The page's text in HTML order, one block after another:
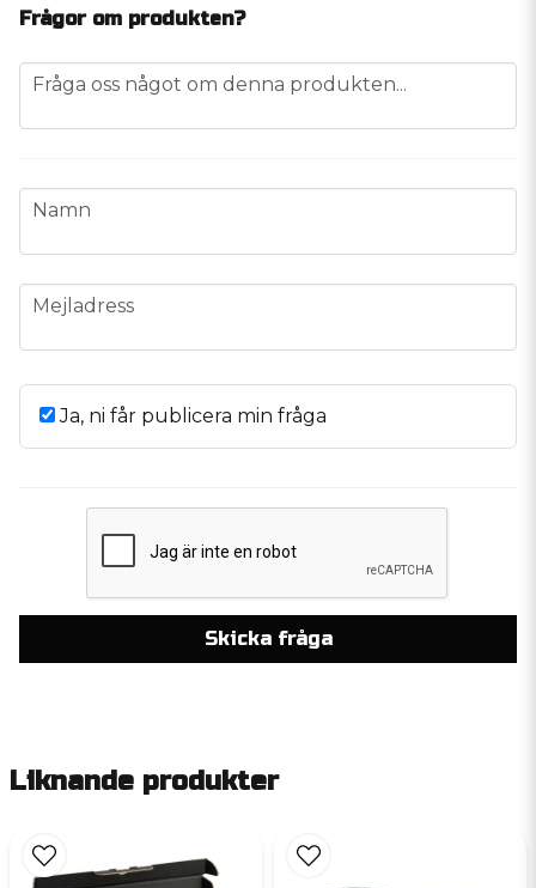
Frågor om produkten?
question
Fråga oss något om denna produkten...
name
Namn
email
Mejladress
Ja, ni får publicera min fråga
Skicka fråga
Liknande produkter